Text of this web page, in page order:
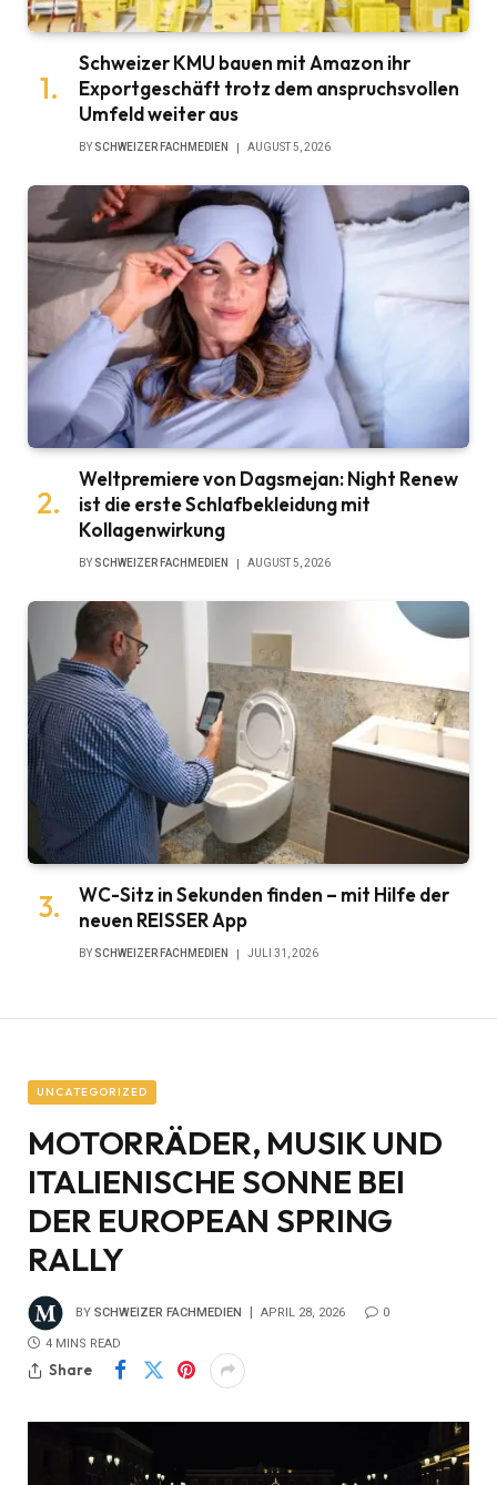
Schweizer KMU bauen mit Amazon ihr
Exportgeschäft trotz dem anspruchsvollen
Umfeld weiter aus
BY SCHWEIZER FACHMEDIEN AUGUST 5, 2026
Weltpremiere von Dagsmejan: Night Renew
ist die erste Schlafbekleidung mit
Kollagenwirkung
BY SCHWEIZER FACHMEDIEN AUGUST 5, 2026
WC-Sitz in Sekunden finden – mit Hilfe der
neuen REISSER App
BY SCHWEIZER FACHMEDIEN JULI 31, 2026
UNCATEGORIZED
MOTORRÄDER, MUSIK UND
ITALIENISCHE SONNE BEI
DER EUROPEAN SPRING
RALLY
BY SCHWEIZER FACHMEDIEN APRIL 28, 2026 0
4 MINS READ
Share